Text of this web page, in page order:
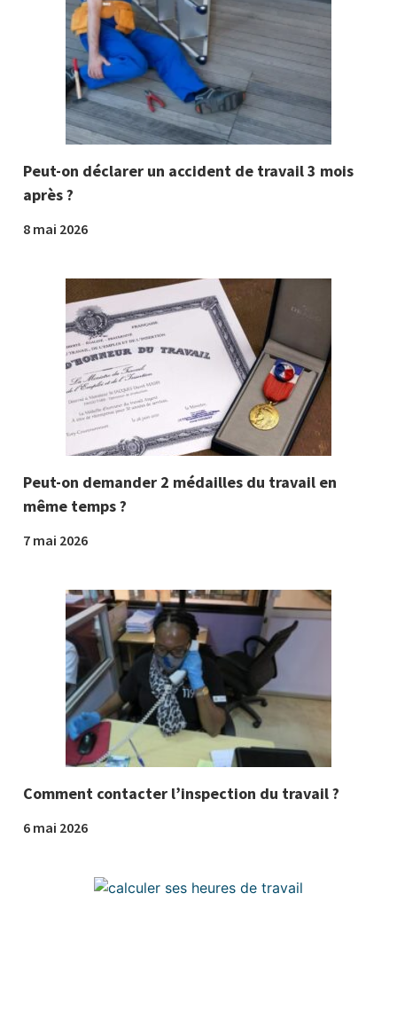
Peut-on déclarer un accident de travail 3 mois
après ?
8 mai 2026
Peut-on demander 2 médailles du travail en
même temps ?
7 mai 2026
Comment contacter l’inspection du travail ?
6 mai 2026